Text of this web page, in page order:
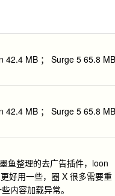
42.4 MB ； Surge 5 65.8 MB
42.4 MB ； Surge 5 65.8 MB
鱼整理的去广告插件，loon
好用一些，圈 X 很多需要重
内容加载异常。